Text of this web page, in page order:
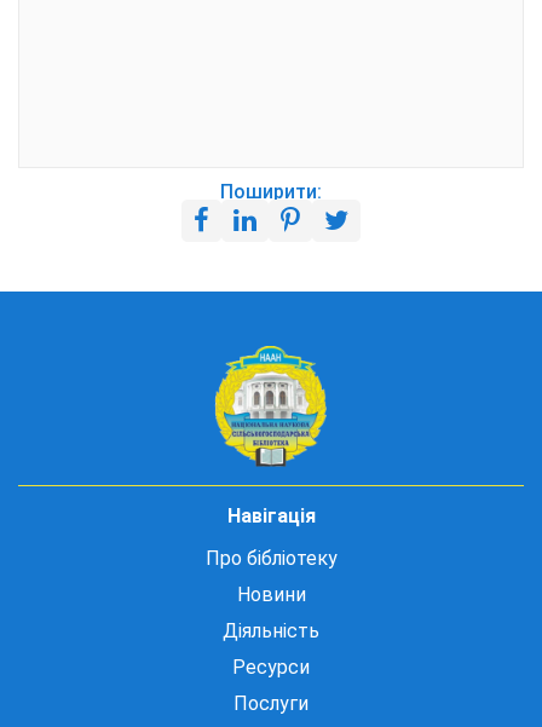
Поширити:
Навігація
Про бібліотеку
Новини
Діяльність
Ресурси
Послуги